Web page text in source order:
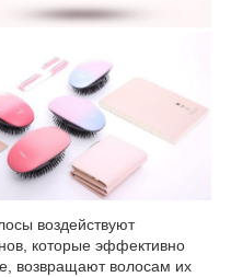
воздействуют
которые эффективно
возвращают волосам их